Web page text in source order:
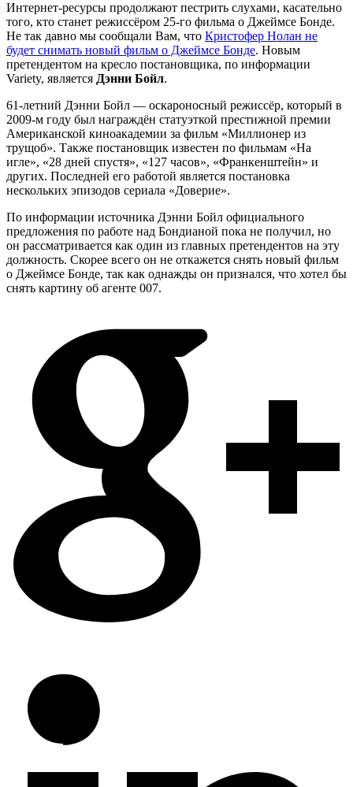
Интернет-ресурсы продолжают пестрить слухами, касательно
того, кто станет режиссёром 25-го фильма о Джеймсе Бонде.
Не так давно мы сообщали Вам, что Кристофер Нолан не
будет снимать новый фильм о Джеймсе Бонде. Новым
претендентом на кресло постановщика, по информации
Variety, является Дэнни Бойл.
61-летний Дэнни Бойл — оскароносный режиссёр, который в
2009-м году был награждён статуэткой престижной премии
Американской киноакадемии за фильм «Миллионер из
трущоб». Также постановщик известен по фильмам «На
игле», «28 дней спустя», «127 часов», «Франкенштейн» и
других. Последней его работой является постановка
нескольких эпизодов сериала «Доверие».
По информации источника Дэнни Бойл официального
предложения по работе над Бондианой пока не получил, но
он рассматривается как один из главных претендентов на эту
должность. Скорее всего он не откажется снять новый фильм
о Джеймсе Бонде, так как однажды он признался, что хотел бы
снять картину об агенте 007.